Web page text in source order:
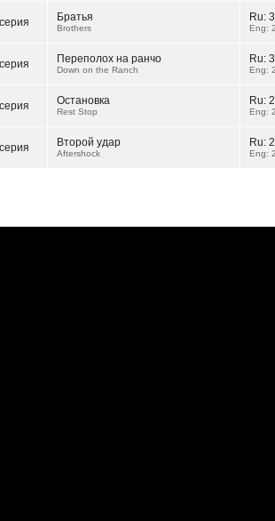
Братья
Brothers
Ru:
Eng:
Переполох на ранчо
Down on the Ranch
Ru:
Eng:
Остановка
Rest Stop
Ru:
Eng:
Второй удар
Aftershock
Ru:
Eng: